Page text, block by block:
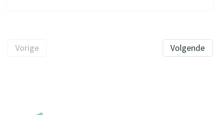
Vorige Volgende